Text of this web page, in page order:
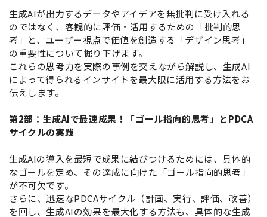
生成AIが出力するデータやアイデアを無批判に受け入れる
のではなく、客観的に評価・活用するための「批判的思
考」と、ユーザー視点で価値を創造する「デザイン思考」
の重要性について掘り下げます。
これらの思考力を実際の事例を交えながら解説し、生成AI
によって得られるインサイトを最大限に活用する方法をお
伝えします。
第2部：生成AIで最速成果！「ゴール指向的思考」とPDCA
サイクルの実践
生成AIの導入を最短で成果に結びつけるためには、具体的
なゴールを定め、その達成に向けた「ゴール指向的思考」
が不可欠です。
さらに、迅速なPDCAサイクル（計画、実行、評価、改善）
を回し、生成AIの効果を最大化する方法も、具体的な生成